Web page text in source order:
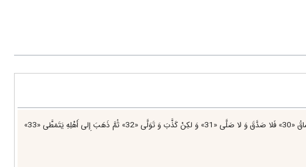
كَلَّا إِذا بَلَغَتِ التَّراقِيَ «26» وَ قِيلَ مَنْ راقٍ «27» وَ ظَنَّ أَنَّهُ الْفِراقُ «28» وَ الْتَفَّتِ السَّاقُ بِالسَّاقِ «29» إِلى‌ رَبِّكَ يَوْمَئِذٍ الْمَساقُ «30» فَلا صَدَّقَ وَ لا صَلَّى «31» وَ لكِنْ كَذَّبَ وَ تَوَلَّى «32» ثُمَّ ذَهَبَ إِلى‌ أَهْلِهِ يَتَمَطَّى «33»